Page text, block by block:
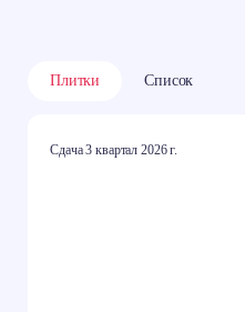
Плитки Список
Сдача 3 квартал 2026 г.